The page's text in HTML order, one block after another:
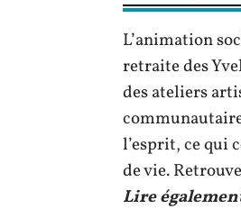
L’animation
retraite des
des ateliers
l’esprit, ce qui
de vie.
Lire